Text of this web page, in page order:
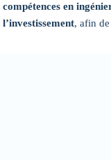
compétences en
l’investissement, afin